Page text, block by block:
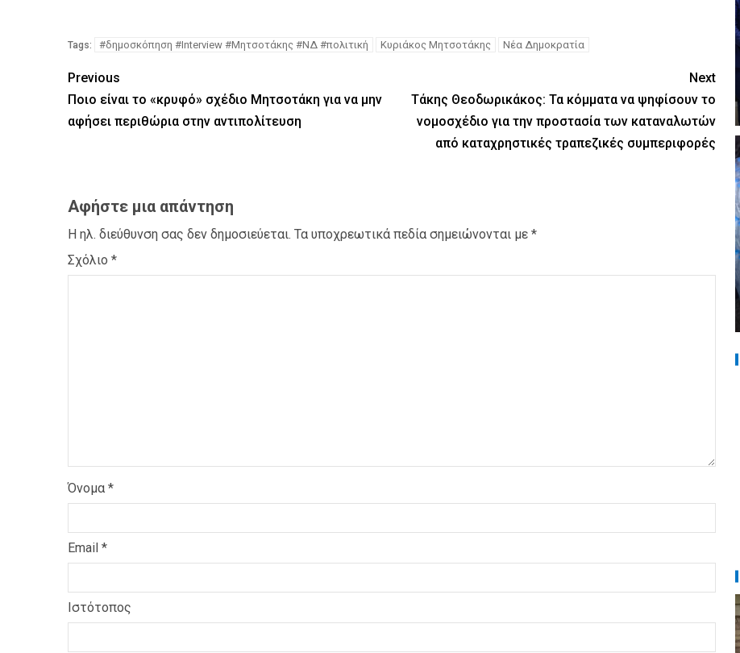
Tags: #δημοσκόπηση #Interview #Μητσοτάκης #ΝΔ #πολιτική Κυριάκος Μητσοτάκης Νέα Δημοκρατία
Previous
Ποιο είναι το «κρυφό» σχέδιο Μητσοτάκη για να μην
αφήσει περιθώρια στην αντιπολίτευση
Next
Τάκης Θεοδωρικάκος: Τα κόμματα να ψηφίσουν το
νομοσχέδιο για την προστασία των καταναλωτών
από καταχρηστικές τραπεζικές συμπεριφορές
Αφήστε μια απάντηση
Η ηλ. διεύθυνση σας δεν δημοσιεύεται. Τα υποχρεωτικά πεδία σημειώνονται με *
Σχόλιο *
Όνομα *
Email *
Ιστότοπος